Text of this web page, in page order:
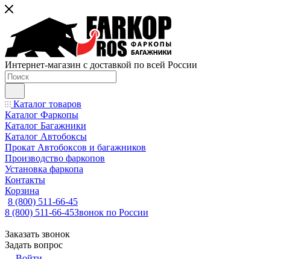
Интернет-магазин с доставкой по всей России
Каталог товаров
Каталог Фаркопы
Каталог Багажники
Каталог Автобоксы
Прокат Автобоксов и багажников
Производство фаркопов
Установка фаркопа
Контакты
Корзина
8 (800) 511-66-45
8 (800) 511-66-45Звонок по России
Заказать звонок
Задать вопрос